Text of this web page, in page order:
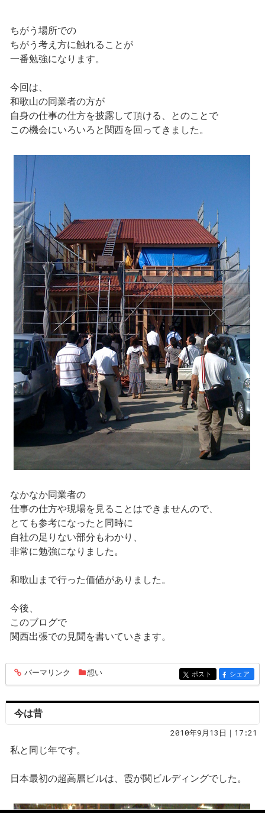
ちがう場所での
ちがう考え方に触れることが
一番勉強になります。
今回は、
和歌山の同業者の方が
自身の仕事の仕方を披露して頂ける、とのことで
この機会にいろいろと関西を回ってきました。
なかなか同業者の
仕事の仕方や現場を見ることはできませんので、
とても参考になったと同時に
自社の足りない部分もわかり、
非常に勉強になりました。
和歌山まで行った価値がありました。
今後、
このブログで
関西出張での見聞を書いていきます。
entry762
パーマリンク 想い entry762
ポスト entry762
シェア
今は昔
2010年9月13日｜17:21
私と同じ年です。
日本最初の超高層ビルは、霞が関ビルディングでした。